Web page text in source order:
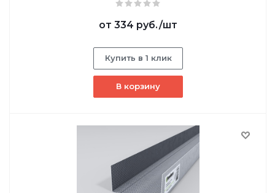
от 334 руб./шт
Купить в 1 клик
В корзину